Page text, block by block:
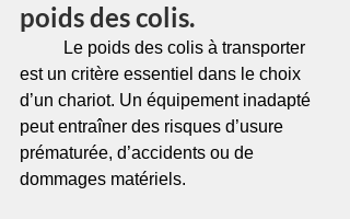
poids des colis.
est un critère essentiel dans le choix
d’un chariot. Un équipement inadapté
peut entraîner des risques d’usure
prématurée, d’accidents ou de
dommages matériels.